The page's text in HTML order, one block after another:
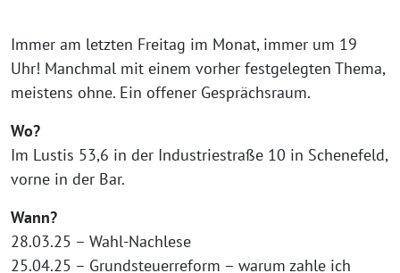
Immer am letzten Freitag im Monat, immer um 19
Uhr! Manchmal mit einem vorher festgelegten Thema,
meistens ohne. Ein offener Gesprächsraum.
Wo?
Im Lustis 53,6 in der Industriestraße 10 in Schenefeld,
vorne in der Bar.
Wann?
28.03.25 – Wahl-Nachlese
25.04.25 – Grundsteuerreform – warum zahle ich